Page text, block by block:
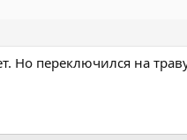
Но переключился на